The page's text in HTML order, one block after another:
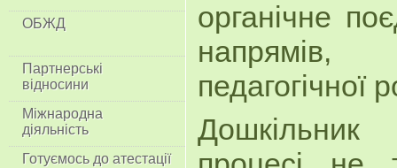
ОБЖД
Партнерські
відносини
Міжнародна
діяльність
Готуємось до атестації
органічне